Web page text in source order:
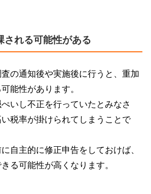
される可能性がある
の通知後や実施後に行うと、重加
能性があります。
いし不正を行っていたとみなさ
税率が掛けられてしまうことで
自主的に修正申告をしておけば、
る可能性が高くなります。